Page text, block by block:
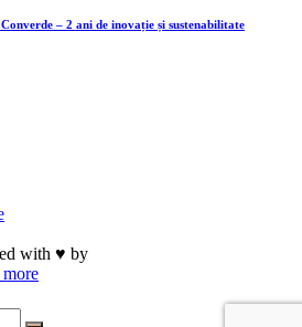
– 2 ani de inovație și sustenabilitate
with ♥ by